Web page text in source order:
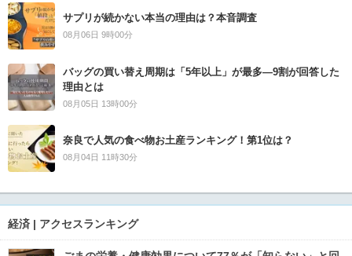
サプリが続かない本当の理由は？本音調査
08月06日 9時00分
バッグの買い替え周期は「5年以上」が最多―9割が回答した
理由とは
08月05日 13時00分
奈良で人気の食べ物お土産ランキング！第1位は？
08月04日 11時30分
経済 | アクセスランキング